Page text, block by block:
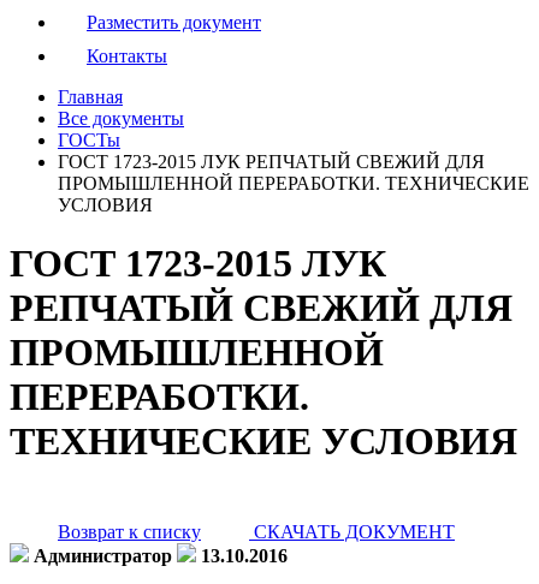
Разместить документ
Контакты
Главная
Все документы
ГОСТы
ГОСТ 1723-2015 ЛУК РЕПЧАТЫЙ СВЕЖИЙ ДЛЯ
ПРОМЫШЛЕННОЙ ПЕРЕРАБОТКИ. ТЕХНИЧЕСКИЕ
УСЛОВИЯ
ГОСТ 1723-2015 ЛУК
РЕПЧАТЫЙ СВЕЖИЙ ДЛЯ
ПРОМЫШЛЕННОЙ
ПЕРЕРАБОТКИ.
ТЕХНИЧЕСКИЕ УСЛОВИЯ
Возврат к списку
СКАЧАТЬ ДОКУМЕНТ
Администратор
13.10.2016